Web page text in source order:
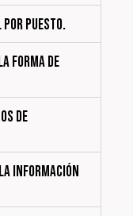
PUESTO.
FORMA DE
DE
INFORMACIÓN